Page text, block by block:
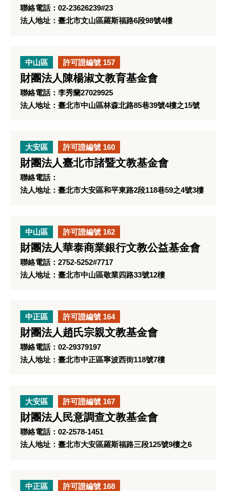
聯絡電話：02-23626239#23
法人地址：臺北市文山區羅斯福路6段98號4樓
中山區 許可證編號 157
財團法人陳楊淑文教育基金會
聯絡電話：李秀蘭27029925
法人地址：臺北市中山區林森北路85巷39號4樓之15號
大安區 許可證編號 160
財團法人臺北市諸暨文教基金會
聯絡電話：
法人地址：臺北市大安區和平東路2段118巷59之4號3樓
中山區 許可證編號 162
財團法人華泰商業銀行文教公益基金會
聯絡電話：2752-5252#7717
法人地址：臺北市中山區敬業四路33號12樓
中正區 許可證編號 164
財團法人趙氏宗親文教基金會
聯絡電話：02-29379197
法人地址：臺北市中正區寧波西街118號7樓
大安區 許可證編號 167
財團法人民意調查文教基金會
聯絡電話：02-2578-1451
法人地址：臺北市大安區羅斯福路三段125號9樓之6
中正區 許可證編號 168